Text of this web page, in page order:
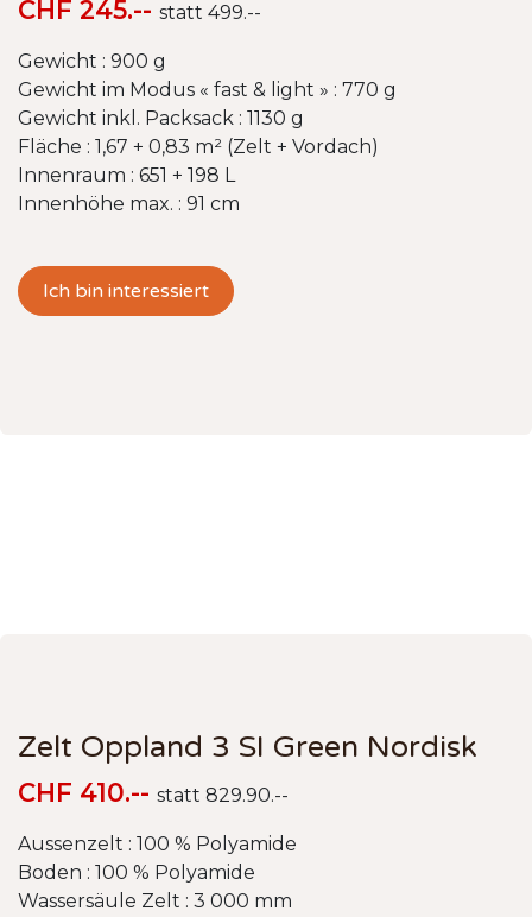
CHF 245.-- statt 499.--
Gewicht : 900 g
Gewicht im Modus « fast & light » : 770 g
Gewicht inkl. Packsack : 1130 g
Fläche : 1,67 + 0,83 m² (Zelt + Vordach)
Innenraum : 651 + 198 L
Innenhöhe max. : 91 cm
Ich bin interessiert
Zelt Oppland 3 SI Green Nordisk
CHF 410.-- statt 829.90.--
Aussenzelt : 100 % Polyamide
Boden : 100 % Polyamide
Wassersäule Zelt : 3 000 mm